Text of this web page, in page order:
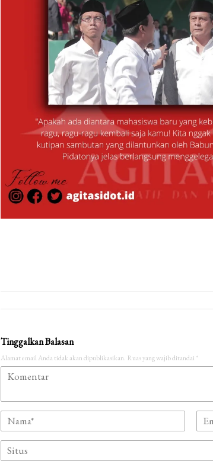
Tinggalkan Balasan
Alamat email Anda tidak akan dipublikasikan. Ruas yang wajib ditandai *